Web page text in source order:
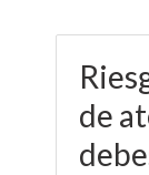
de